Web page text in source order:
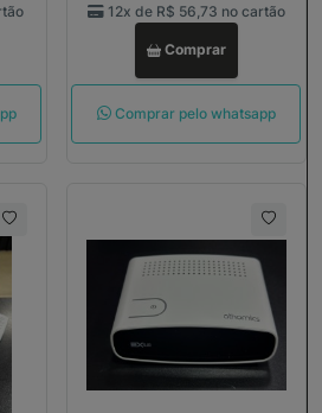
12x de R$ 56,73 no cartão
Comprar
Comprar pelo whatsapp